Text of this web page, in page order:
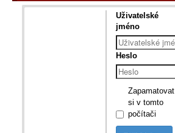
Uživatelské
jméno
Heslo
Zapamatovat
si v tomto
počítači